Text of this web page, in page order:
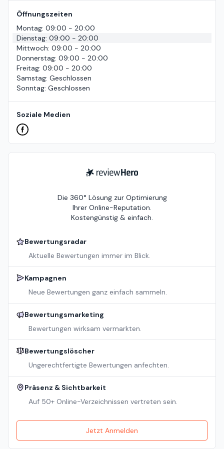
Öffnungszeiten
Montag: 09:00 - 20:00
Dienstag: 09:00 - 20:00
Mittwoch: 09:00 - 20:00
Donnerstag: 09:00 - 20:00
Freitag: 09:00 - 20:00
Samstag: Geschlossen
Sonntag: Geschlossen
Soziale Medien
ReviewHero
Die 360° Lösung zur Optimierung
Ihrer Online-Reputation.
Kostengünstig & einfach.
Bewertungsradar
Aktuelle Bewertungen immer im Blick.
Kampagnen
Neue Bewertungen ganz einfach sammeln.
Bewertungsmarketing
Bewertungen wirksam vermarkten.
Bewertungslöscher
Ungerechtfertigte Bewertungen anfechten.
Präsenz & Sichtbarkeit
Auf 50+ Online-Verzeichnissen vertreten sein.
Jetzt Anmelden